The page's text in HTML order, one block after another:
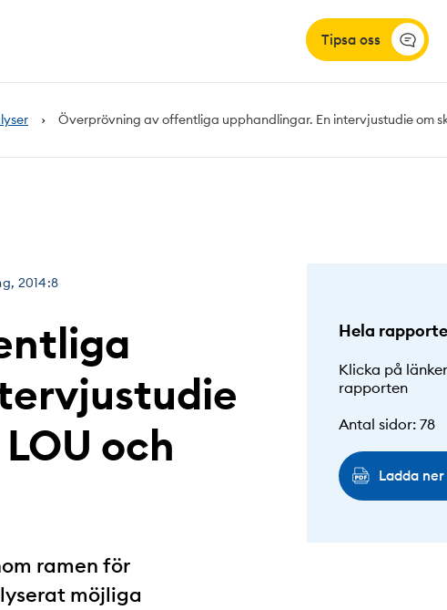
Tipsa oss
Överprövning av offentliga upphandlingar. En intervjustudie om
2014:8
och
ramen för
möjliga
Hela
Klicka på
rapporten
Antal sidor: 78
Ladda